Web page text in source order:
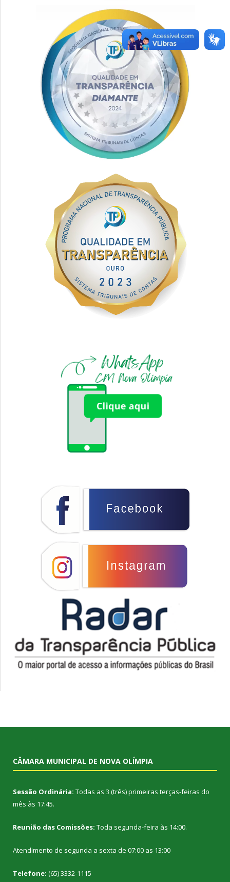
CÂMARA MUNICIPAL DE NOVA OLÍMPIA
Sessão Ordinária: Todas as 3 (três) primeiras terças-feiras do
mês às 17:45.
Reunião das Comissões: Toda segunda-feira às 14:00.
Atendimento de segunda a sexta de 07:00 as 13:00
Telefone: (65) 3332-1115